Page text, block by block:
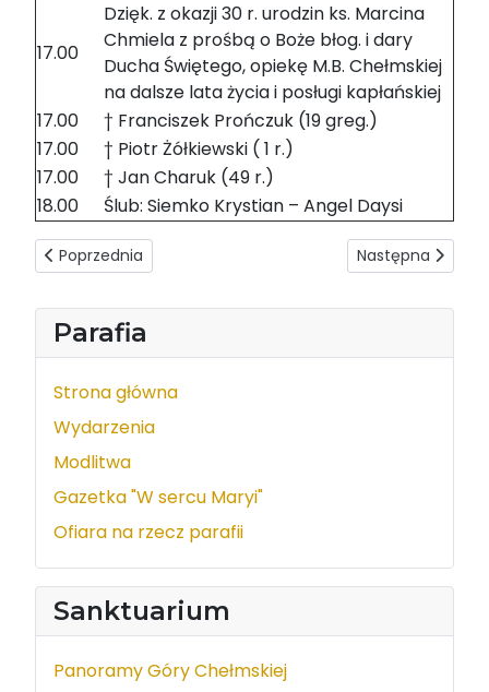
Parafia
Strona główna
Wydarzenia
Modlitwa
Gazetka "W sercu Maryi"
Ofiara na rzecz parafii
Sanktuarium
Panoramy Góry Chełmskiej
17.00
Dzięk. z okazji 30 r. urodzin ks. Marcina
Chmiela z prośbą o Boże błog. i dary
Ducha Świętego, opiekę M.B. Chełmskiej
na dalsze lata życia i posługi kapłańskiej
17.00
† Franciszek Prończuk (19 greg.)
17.00
† Piotr Żółkiewski ( 1 r.)
17.00
† Jan Charuk (49 r.)
18.00
Ślub: Siemko Krystian – Angel Daysi
Poprzednia strona: Intencje mszalne 20-26.10.2019
Poprzednia Następna strona:
Następna